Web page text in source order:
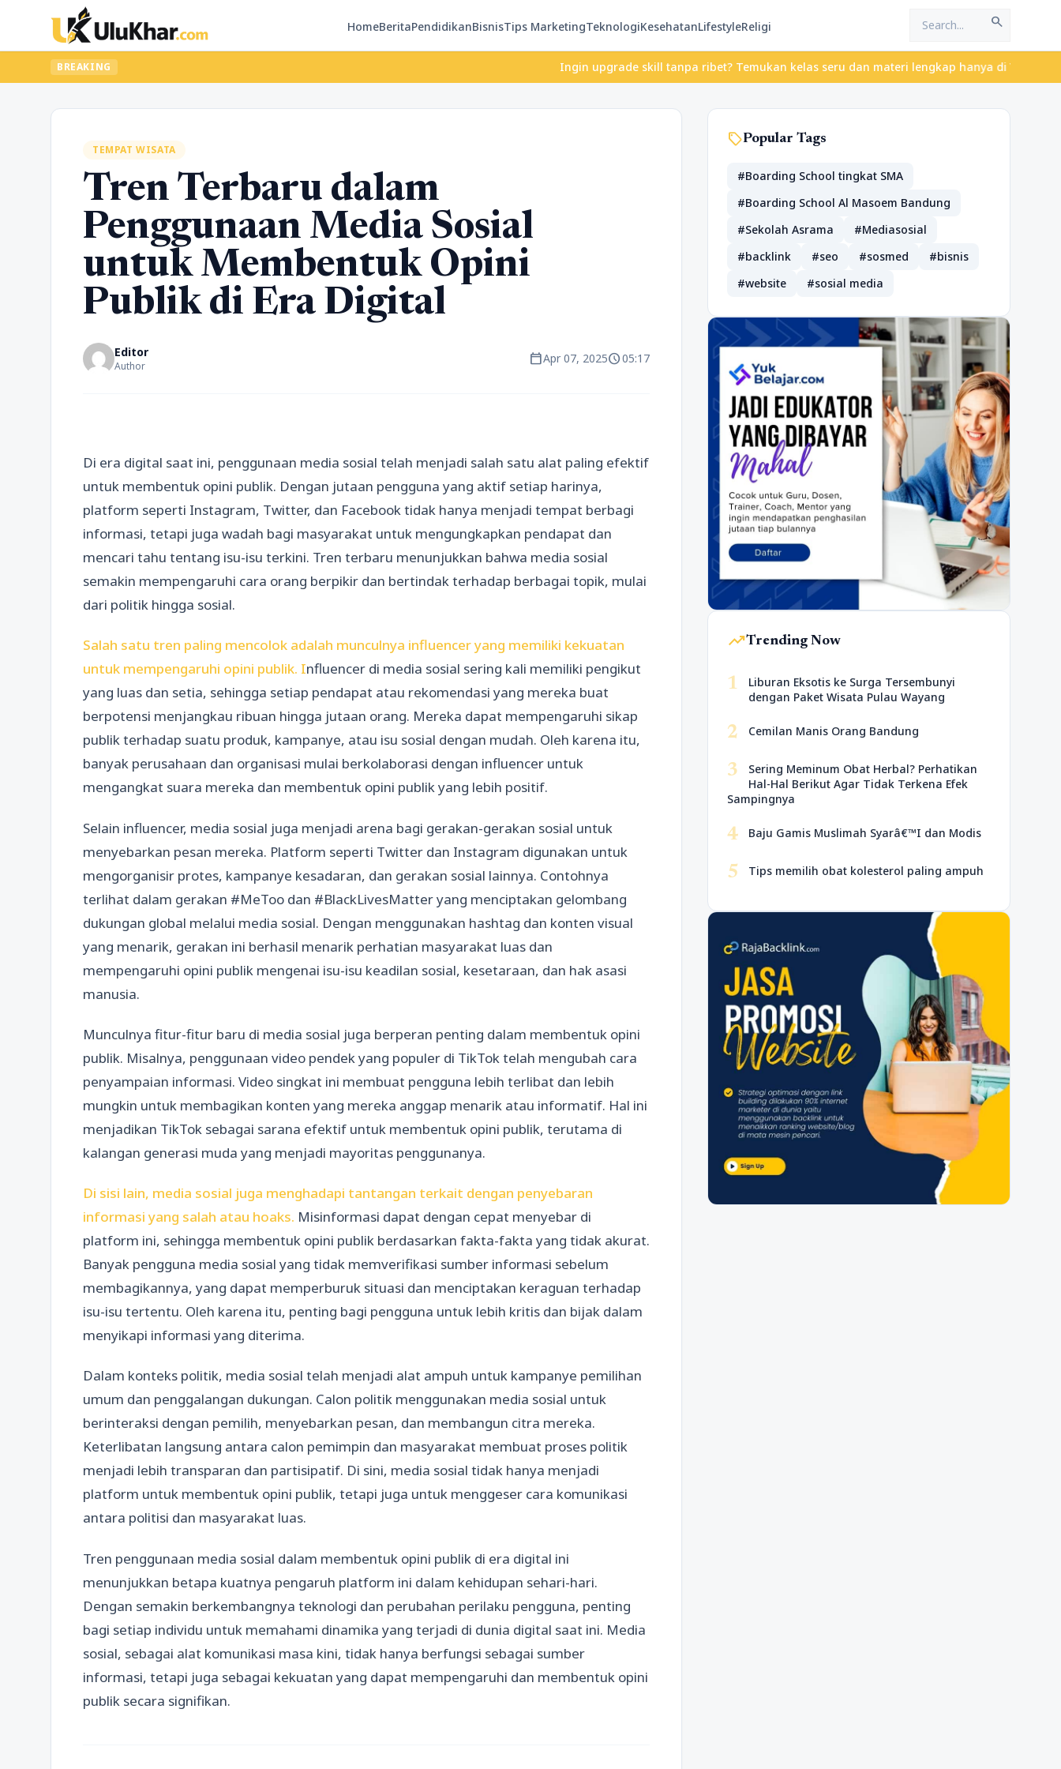
HomeBeritaPendidikanBisnisTips MarketingTeknologiKesehatanLifestyleReligi search
BREAKING Ingin upgrade skill tanpa ribet? Temukan kelas seru dan materi lengkap hanya di
TEMPAT WISATA
Tren Terbaru dalam
Penggunaan Media Sosial
untuk Membentuk Opini
Publik di Era Digital
Editor
Author calendar_todayApr 07, 2025schedule05:17
Di era digital saat ini, penggunaan media sosial telah menjadi salah satu alat paling efektif
untuk membentuk opini publik. Dengan jutaan pengguna yang aktif setiap harinya,
platform seperti Instagram, Twitter, dan Facebook tidak hanya menjadi tempat berbagi
informasi, tetapi juga wadah bagi masyarakat untuk mengungkapkan pendapat dan
mencari tahu tentang isu-isu terkini. Tren terbaru menunjukkan bahwa media sosial
semakin mempengaruhi cara orang berpikir dan bertindak terhadap berbagai topik, mulai
dari politik hingga sosial.
Salah satu tren paling mencolok adalah munculnya influencer yang memiliki kekuatan
untuk mempengaruhi opini publik. Influencer di media sosial sering kali memiliki pengikut
yang luas dan setia, sehingga setiap pendapat atau rekomendasi yang mereka buat
berpotensi menjangkau ribuan hingga jutaan orang. Mereka dapat mempengaruhi sikap
publik terhadap suatu produk, kampanye, atau isu sosial dengan mudah. Oleh karena itu,
banyak perusahaan dan organisasi mulai berkolaborasi dengan influencer untuk
mengangkat suara mereka dan membentuk opini publik yang lebih positif.
Selain influencer, media sosial juga menjadi arena bagi gerakan-gerakan sosial untuk
menyebarkan pesan mereka. Platform seperti Twitter dan Instagram digunakan untuk
mengorganisir protes, kampanye kesadaran, dan gerakan sosial lainnya. Contohnya
terlihat dalam gerakan #MeToo dan #BlackLivesMatter yang menciptakan gelombang
dukungan global melalui media sosial. Dengan menggunakan hashtag dan konten visual
yang menarik, gerakan ini berhasil menarik perhatian masyarakat luas dan
mempengaruhi opini publik mengenai isu-isu keadilan sosial, kesetaraan, dan hak asasi
manusia.
Munculnya fitur-fitur baru di media sosial juga berperan penting dalam membentuk opini
publik. Misalnya, penggunaan video pendek yang populer di TikTok telah mengubah cara
penyampaian informasi. Video singkat ini membuat pengguna lebih terlibat dan lebih
mungkin untuk membagikan konten yang mereka anggap menarik atau informatif. Hal ini
menjadikan TikTok sebagai sarana efektif untuk membentuk opini publik, terutama di
kalangan generasi muda yang menjadi mayoritas penggunanya.
Di sisi lain, media sosial juga menghadapi tantangan terkait dengan penyebaran
informasi yang salah atau hoaks. Misinformasi dapat dengan cepat menyebar di
platform ini, sehingga membentuk opini publik berdasarkan fakta-fakta yang tidak akurat.
Banyak pengguna media sosial yang tidak memverifikasi sumber informasi sebelum
membagikannya, yang dapat memperburuk situasi dan menciptakan keraguan terhadap
isu-isu tertentu. Oleh karena itu, penting bagi pengguna untuk lebih kritis dan bijak dalam
menyikapi informasi yang diterima.
Dalam konteks politik, media sosial telah menjadi alat ampuh untuk kampanye pemilihan
umum dan penggalangan dukungan. Calon politik menggunakan media sosial untuk
berinteraksi dengan pemilih, menyebarkan pesan, dan membangun citra mereka.
Keterlibatan langsung antara calon pemimpin dan masyarakat membuat proses politik
menjadi lebih transparan dan partisipatif. Di sini, media sosial tidak hanya menjadi
platform untuk membentuk opini publik, tetapi juga untuk menggeser cara komunikasi
antara politisi dan masyarakat luas.
Tren penggunaan media sosial dalam membentuk opini publik di era digital ini
menunjukkan betapa kuatnya pengaruh platform ini dalam kehidupan sehari-hari.
Dengan semakin berkembangnya teknologi dan perubahan perilaku pengguna, penting
bagi setiap individu untuk memahami dinamika yang terjadi di dunia digital saat ini. Media
sosial, sebagai alat komunikasi masa kini, tidak hanya berfungsi sebagai sumber
informasi, tetapi juga sebagai kekuatan yang dapat mempengaruhi dan membentuk opini
publik secara signifikan.
sellPopular Tags
#Boarding School tingkat SMA
#Boarding School Al Masoem Bandung
#Sekolah Asrama
#Mediasosial
#backlink
#seo #sosmed
#bisnis
#website
#sosial media
trending_upTrending Now
1
Liburan Eksotis ke Surga Tersembunyi
dengan Paket Wisata Pulau Wayang
2 Cemilan Manis Orang Bandung
3
Sering Meminum Obat Herbal? Perhatikan
Hal-Hal Berikut Agar Tidak Terkena Efek
Sampingnya
4 Baju Gamis Muslimah Syarâ€™I dan Modis
5 Tips memilih obat kolesterol paling ampuh